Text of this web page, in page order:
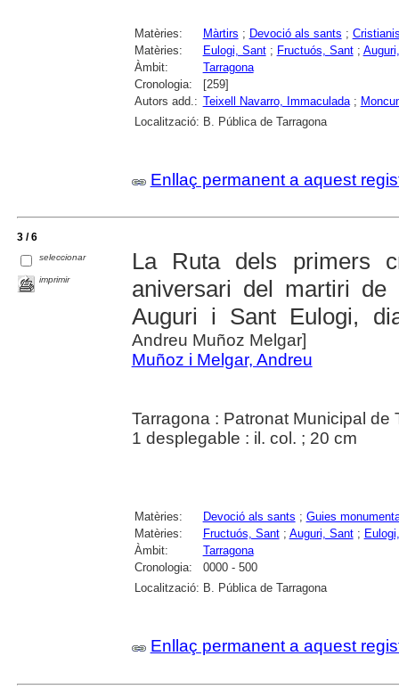
Matèries: Màrtirs ; Devoció als sants ;
Matèries:
Eulogi, Sant; Fructuós, Sant;
Àmbit:
Tarragona
Cronologia:
[259]
Autors add.: Teixell Navarro, Immaculada;
Localització: B. Pública de Tarragona
Enllaç permanent a aquest
3 / 6
seleccionar
imprimir
La Ruta dels primers
aniversari del martiri
Auguri i Sant Eulogi,
Andreu Muñoz Melgar]
Muñoz i Melgar, Andreu
Tarragona : Patronat Municipal de
1 desplegable : il. col. ; 20 cm
Matèries: Devoció als sants ; Guies
Matèries:
Fructuós, Sant; Auguri, Sant;
Àmbit:
Tarragona
Cronologia:
0000 - 500
Localització: B. Pública de Tarragona
Enllaç permanent a aquest